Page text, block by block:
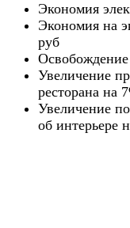
Экономия
Экономия на
руб
Увеличение
ресторана на
Увеличение
об интерьере